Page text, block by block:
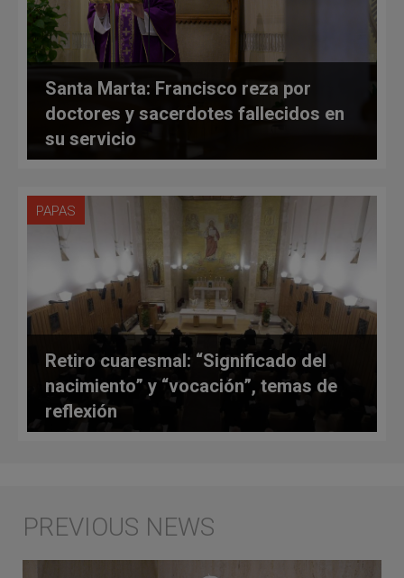
Santa Marta: Francisco reza por
doctores y sacerdotes fallecidos en
su servicio
PAPAS
Retiro cuaresmal: “Significado del
nacimiento” y “vocación”, temas de
reflexión